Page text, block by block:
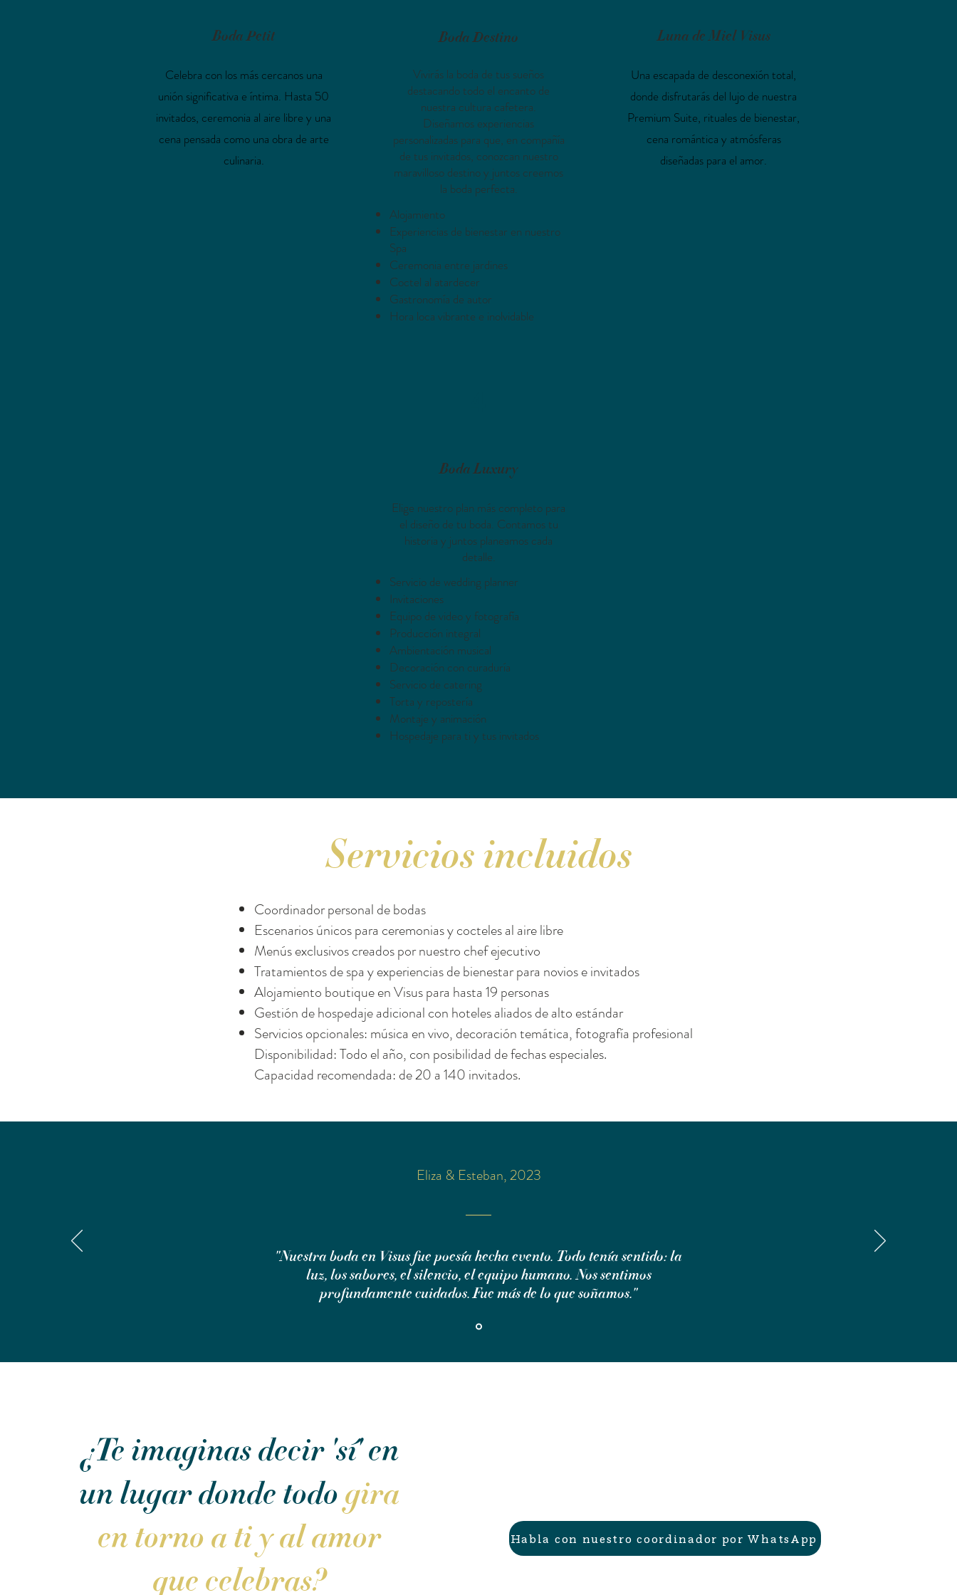
Boda Petit
Celebra con los más cercanos una
unión significativa e íntima. Hasta 50
invitados, ceremonia al aire libre y una
cena pensada como una obra de arte
culinaria.
Boda Destino
Vivirás la boda de tus sueños
destacando todo el encanto de
nuestra cultura cafetera.
Diseñamos experiencias
personalizadas para que, en compañía
de tus invitados, conozcan nuestro
maravilloso destino y juntos creemos
la boda perfecta.
Alojamiento
Experiencias de bienestar en nuestro
Spa
Ceremonia entre jardines
Coctel al atardecer
Gastronomía de autor
Hora loca vibrante e inolvidable
Luna de Miel Visus
Una escapada de desconexión total,
donde disfrutarás del lujo de nuestra
Premium Suite, rituales de bienestar,
cena romántica y atmósferas
diseñadas para el amor.
Boda Luxury
Elige nuestro plan más completo para
el diseño de tu boda. Contamos tu
historia y juntos planeamos cada
detalle.
Servicio de wedding planner
Invitaciones
Equipo de video y fotografía
Producción integral
Ambientación musical
Decoración con curaduría
Servicio de catering
Torta y repostería
Montaje y animación
Hospedaje para ti y tus invitados
Servicios incluidos
Coordinador personal de bodas
Escenarios únicos para ceremonias y cocteles al aire libre
Menús exclusivos creados por nuestro chef ejecutivo
Tratamientos de spa y experiencias de bienestar para novios e invitados
Alojamiento boutique en Visus para hasta 19 personas
Gestión de hospedaje adicional con hoteles aliados de alto estándar
Servicios opcionales: música en vivo, decoración temática, fotografía profesional
Disponibilidad: Todo el año, con posibilidad de fechas especiales.
Capacidad recomendada: de 20 a 140 invitados.
Eliza & Esteban, 2023
"Nuestra boda en Visus fue poesía hecha evento. Todo tenía sentido: la
luz, los sabores, el silencio, el equipo humano. Nos sentimos
profundamente cuidados. Fue más de lo que soñamos."
¿Te imaginas decir 'sí' en
un lugar donde todogira
en torno a ti y al amor
que celebras?
Habla con nuestro coordinador por WhatsApp